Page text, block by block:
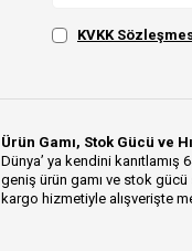
KVKK
Ürün Gamı, Stok Gücü ve
Dünya’ ya kendini kanıtlamış
geniş ürün gamı ve stok gücü
kargo hizmetiyle alışverişte